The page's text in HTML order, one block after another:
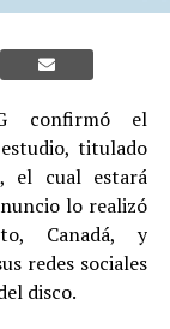
confirmó el
titulado
el cual estará
lo realizó
Canadá, y
redes sociales
disco.